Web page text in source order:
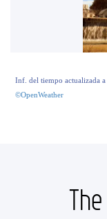
Inf. del tiempo actualizada
©OpenWeather